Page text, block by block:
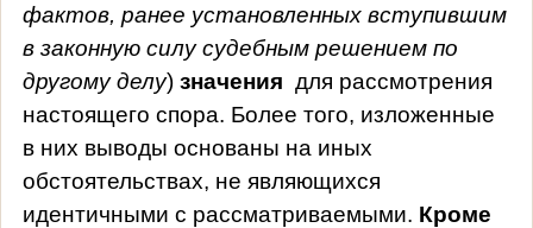
фактов, ранее установленных вступившим
в законную силу судебным решением по
другому делу) значения для рассмотрения
настоящего спора. Более того, изложенные
в них выводы основаны на иных
обстоятельствах, не являющихся
идентичными с рассматриваемыми. Кроме